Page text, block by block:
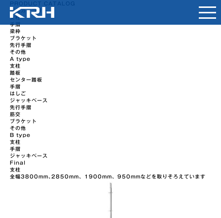
PRODUCT CATALOG
製品カテゴリー
支柱
手摺
梁枠
ブラケット
先行手摺
その他
A type
支柱
踏板
センター踏板
手摺
はしご
ジャッキベース
先行手摺
筋交
ブラケット
その他
B type
支柱
手摺
ジャッキベース
Final
支柱
全幅3800mm､2850mm、1900mm、950mmなどを取りそろえています